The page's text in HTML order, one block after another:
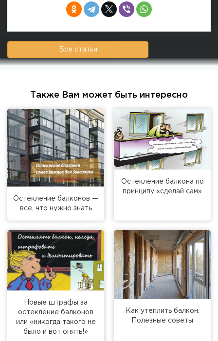
Все статьи
Также Вам может быть интересно
Остекление балконов —
все, что нужно знать
Остекление балкона по
принципу «сделай сам»
Новые штрафы за
остекление балконов
или «никогда такого не
было и вот опять!»
Как утеплить балкон.
Полезные советы